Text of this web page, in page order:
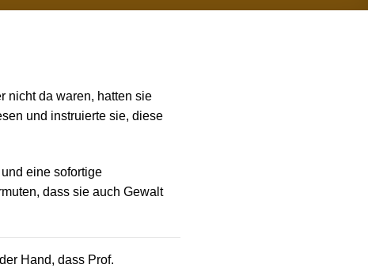
nicht da waren, hatten sie
und instruierte sie, diese
eine sofortige
dass sie auch Gewalt
Hand, dass Prof.